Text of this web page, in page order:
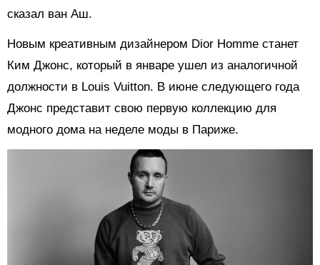
сказал ван Аш.
Новым креативным дизайнером Dior Homme станет
Ким Джонс, который в январе ушел из аналогичной
должности в Louis Vuitton. В июне следующего года
Джонс представит свою первую коллекцию для
модного дома на неделе моды в Париже.